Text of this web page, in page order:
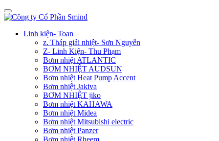
Linh kiện- Toan
z. Tháp giải nhiệt- Sơn Nguyễn
Z- Linh Kiện- Thu Phạm
Bơm nhiệt ATLANTIC
BƠM NHIỆT AUDSUN
Bơm nhiệt Heat Pump Accent
Bơm nhiệt Jakiva
BƠM NHIỆT jiko
Bơm nhiệt KAHAWA
Bơm nhiệt Midea
Bơm nhiệt Mitsubishi electric
Bơm nhiệt Panzer
Bơm nhiệt Rheem